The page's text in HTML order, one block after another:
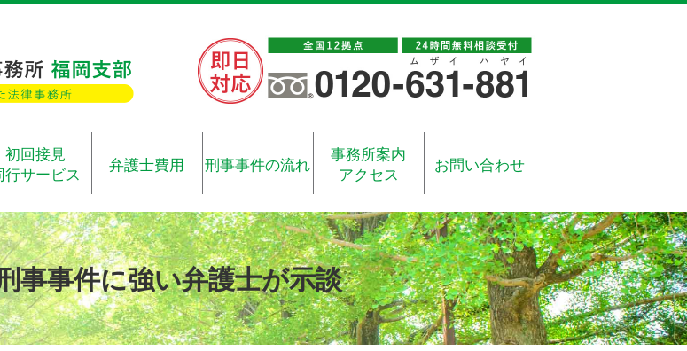
初回接見
行サービス
弁護士費用 刑事事件の流れ
事務所案内
アクセス
お問い合わせ
事事件に強い弁護士が示談